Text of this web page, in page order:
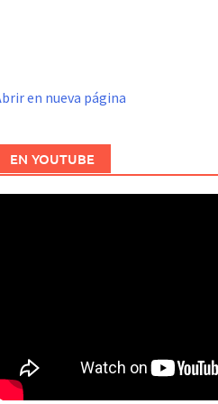
en nueva página
EN YOUTUBE